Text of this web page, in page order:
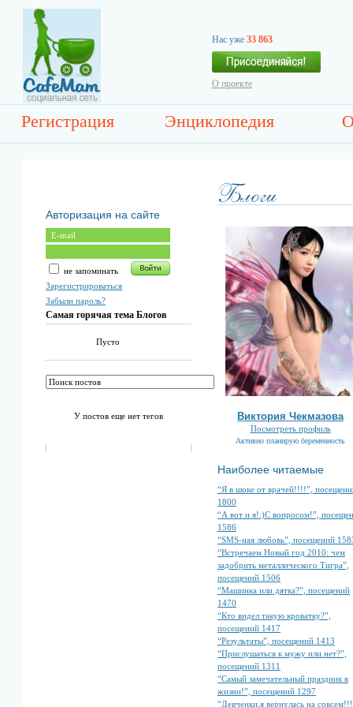
Нас уже 33 863
О проекте
Регистрация Энциклопедия
Авторизация на сайте
не запоминать
Зарегистрироваться
Забыли пароль?
Самая горячая тема Блогов
Пусто
У постов еще нет тегов Виктория Чекмазова
Посмотреть профиль
Активно планирую беременность
Наиболее читаемые
“Я в шоке от врачей!!!!”,
1800
“А вот и я!:)С вопросом!”,
1586
“SMS-ная любовь”, посещений
“Встречаем Новый год 2010: чем
задобрить металлического Тигра”,
посещений 1506
“Машинка или дятка?”, посещений
1470
“Кто видел такую кроватку?”,
посещений 1417
“Результаты”, посещений 1413
“Прислушаться к мужу или нет?”,
посещений 1311
“Самый замечательный праздник в
жизни!”, посещений 1297
“Девченки,я вернулась на